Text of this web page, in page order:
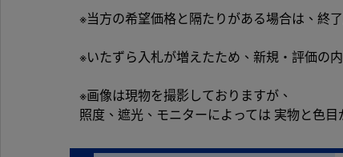
※当方の希望価格と隔たりがある場合は、終
※いたずら入札が増えたため、新規・評価の
※画像は現物を撮影しておりますが、
照度、遮光、モニターによっては 実物と色